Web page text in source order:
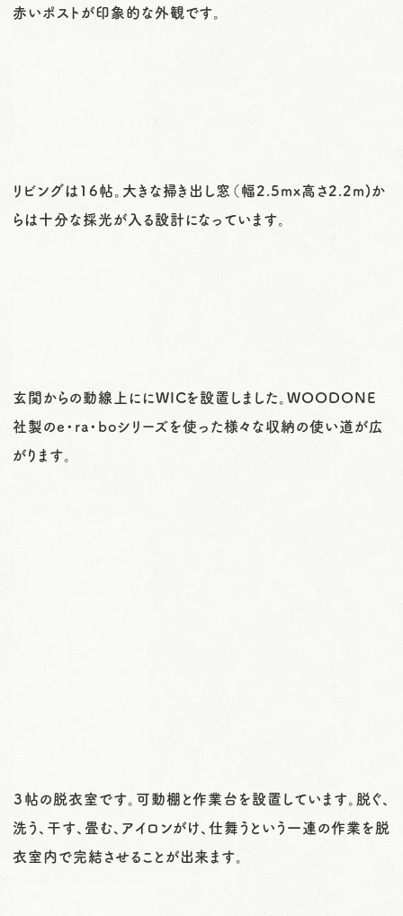
赤いポストが印象的な外観です。
リビングは16帖。大きな掃き出し窓（幅2.5mx高さ2.2m)か
らは十分な採光が入る設計になっています。
玄関からの動線上ににWICを設置しました。WOODONE
社製のe・ra・boシリーズを使った様々な収納の使い道が広
がります。
３帖の脱衣室です。可動棚と作業台を設置しています。脱ぐ、
洗う、干す、畳む、アイロンがけ、仕舞うという一連の作業を脱
衣室内で完結させることが出来ます。